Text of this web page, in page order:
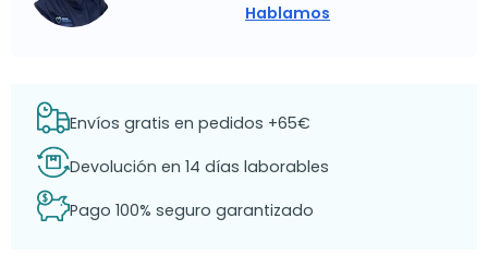
Hablamos
Envíos gratis en pedidos +65€
Devolución en 14 días laborables
Pago 100% seguro garantizado